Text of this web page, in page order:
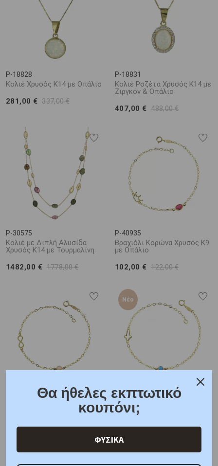
P-18828
Κολιέ Χρυσός Κ14 με Οπάλιο
281,00 € 337,00 €
P-18831
Κολιέ Ροζέτα Χρυσός Κ14 με
Ζιργκόν & Οπάλιο
407,00 € 488,00 €
P-30575
Κολιέ με Διπλή Αλυσίδα
Χρυσός Κ14 με Τουρμαλίνη
1482,00 € 1778,00 €
P-40935
Βραχιόλι Κορώνα Χρυσός Κ9
με Οπάλιο
102,00 € 122,00 €
Βραχιόλι Άπειρο Χρυσός Κ14
177,00 € 212,00 €
Νέο
P-41849
Βραχιόλι Σταυρός Χρυσός Κ9
με Οπάλιο
94,00 € 113,00 €
Θα ήθελες εκπτωτικό
κουπόνι;
ΦΥΣΙΚΑ